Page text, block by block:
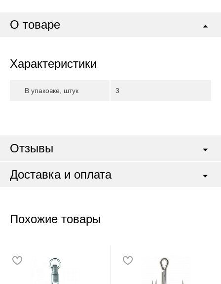
О товаре
Характеристики
В упаковке, штук 3
Отзывы
Доставка и оплата
Похожие товары